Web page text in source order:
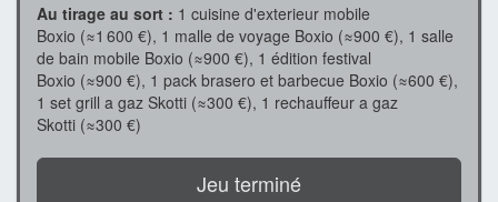
Au tirage au sort : 1 cuisine d'exterieur mobile
Boxio (≈1 600 €), 1 malle de voyage Boxio (≈900 €), 1 salle
de bain mobile Boxio (≈900 €), 1 édition festival
Boxio (≈900 €), 1 pack brasero et barbecue Boxio (≈600 €),
1 set grill a gaz Skotti (≈300 €), 1 rechauffeur a gaz
Skotti (≈300 €)
Jeu terminé